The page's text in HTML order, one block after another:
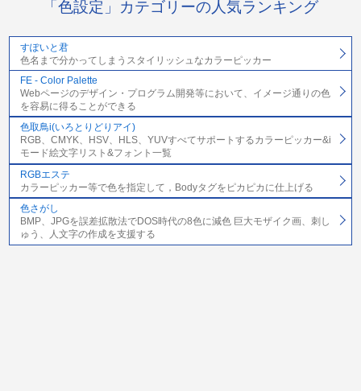
「色設定」カテゴリーの人気ランキング
すぽいと君
色名まで分かってしまうスタイリッシュなカラーピッカー
FE - Color Palette
Webページのデザイン・プログラム開発等において、イメージ通りの色
を容易に得ることができる
色取鳥i(いろとりどりアイ)
RGB、CMYK、HSV、HLS、YUVすべてサポートするカラーピッカー&i
モード絵文字リスト&フォント一覧
RGBエステ
カラーピッカー等で色を指定して，Bodyタグをピカピカに仕上げる
色さがし
BMP、JPGを誤差拡散法でDOS時代の8色に減色 巨大モザイク画、刺し
ゅう、人文字の作成を支援する